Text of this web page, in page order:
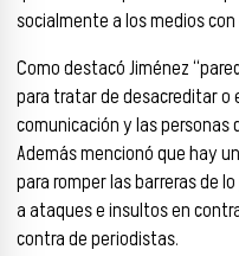
socialmente a los medios
Como destacó Jiménez
para tratar de desacreditar o
comunicación y las personas
Además mencionó que hay
para romper las barreras de
a ataques e insultos en
contra de periodistas.